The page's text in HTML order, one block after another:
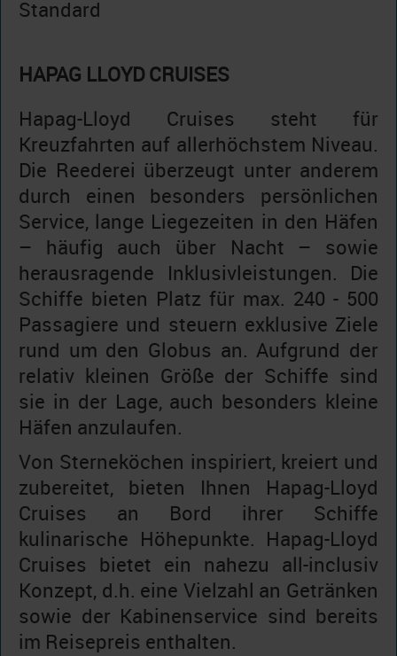
Standard
HAPAG LLOYD CRUISES
Hapag-Lloyd Cruises steht für
Kreuzfahrten auf allerhöchstem Niveau.
Die Reederei überzeugt unter anderem
durch einen besonders persönlichen
Service, lange Liegezeiten in den Häfen
– häufig auch über Nacht – sowie
herausragende Inklusivleistungen. Die
Schiffe bieten Platz für max. 240 - 500
Passagiere und steuern exklusive Ziele
rund um den Globus an. Aufgrund der
relativ kleinen Größe der Schiffe sind
sie in der Lage, auch besonders kleine
Häfen anzulaufen.
Von Sterneköchen inspiriert, kreiert und
zubereitet, bieten Ihnen Hapag-Lloyd
Cruises an Bord ihrer Schiffe
kulinarische Höhepunkte. Hapag-Lloyd
Cruises bietet ein nahezu all-inclusiv
Konzept, d.h. eine Vielzahl an Getränken
sowie der Kabinenservice sind bereits
im Reisepreis enthalten.